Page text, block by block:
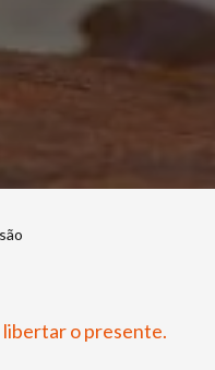
libertar o presente.